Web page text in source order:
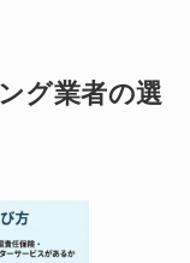
グ業者の選